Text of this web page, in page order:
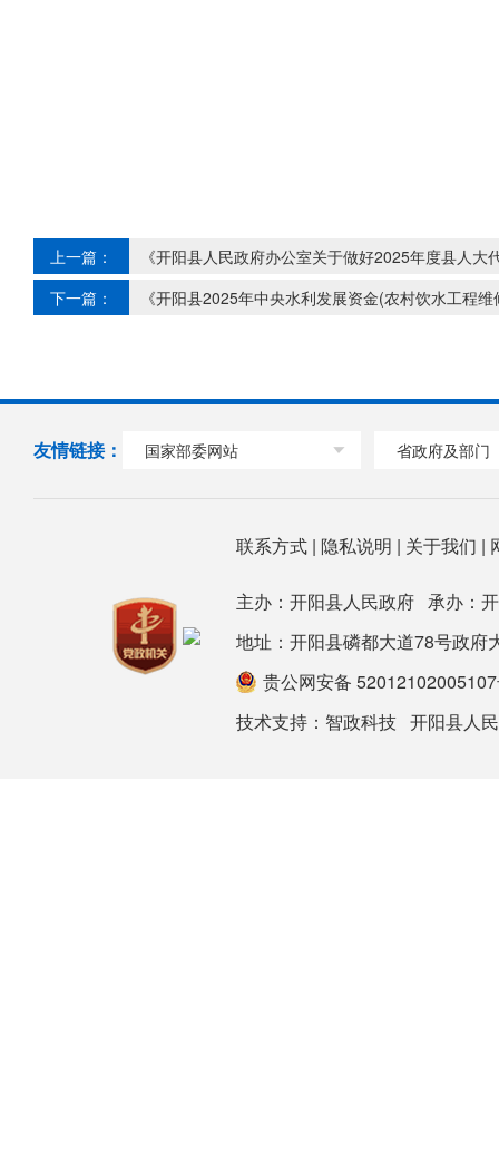
上一篇：
《开阳县人民政府办公室关于做好2025年度县人
下一篇：
《开阳县2025年中央水利发展资金(农村饮水工程
友情链接： 国家部委网站 省政府及部门
联系方式| 隐私说明 | 关于我们 |
主办：开阳县人民政府 承办：
地址：开阳县磷都大道78号政
贵公网安备
技术支持： 智政科技 开阳县人